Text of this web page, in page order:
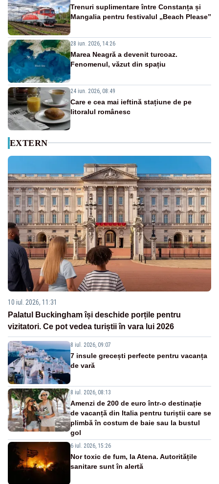
Trenuri suplimentare între Constanța și
Mangalia pentru festivalul „Beach Please”
28 iun. 2026, 14:26
Marea Neagră a devenit turcoaz.
Fenomenul, văzut din spațiu
24 iun. 2026, 08:49
Care e cea mai ieftină stațiune de pe
litoralul românesc
EXTERN
10 iul. 2026, 11:31
Palatul Buckingham își deschide porțile pentru
vizitatori. Ce pot vedea turiștii în vara lui 2026
8 iul. 2026, 09:07
7 insule grecești perfecte pentru vacanța
de vară
8 iul. 2026, 08:13
Amenzi de 200 de euro într-o destinație
de vacanță din Italia pentru turiștii care se
plimbă în costum de baie sau la bustul
gol
6 iul. 2026, 15:26
Nor toxic de fum, la Atena. Autoritățile
sanitare sunt în alertă